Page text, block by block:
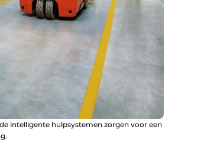
intelligente hulpsystemen zorgen voor een